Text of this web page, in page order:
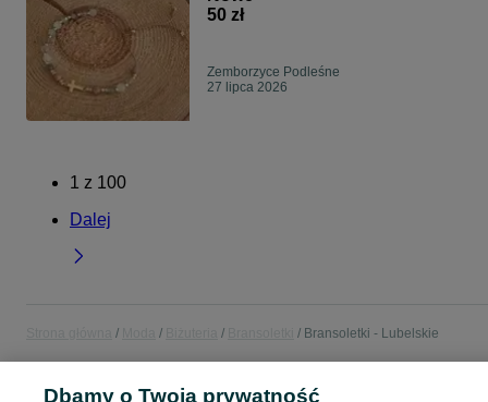
50 zł
Zemborzyce Podleśne
27 lipca 2026
1 z 100
Dalej
Bransoletki - Lubelskie
POLSKA » LUBELSKIE
Dbamy o Twoją prywatność